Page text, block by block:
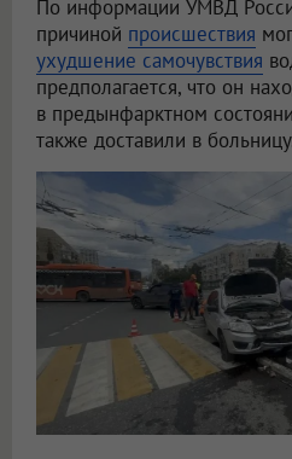
По информации УМВД
причиной происшествия
ухудшение самочувствия
предполагается, что он
в предынфарктном
также доставили в